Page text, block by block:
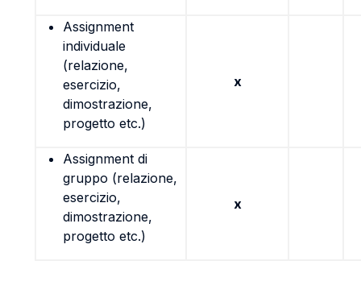
Assignment
individuale
(relazione,
esercizio,
dimostrazione,
progetto etc.)
x
Assignment di
gruppo (relazione,
esercizio,
dimostrazione,
progetto etc.)
x